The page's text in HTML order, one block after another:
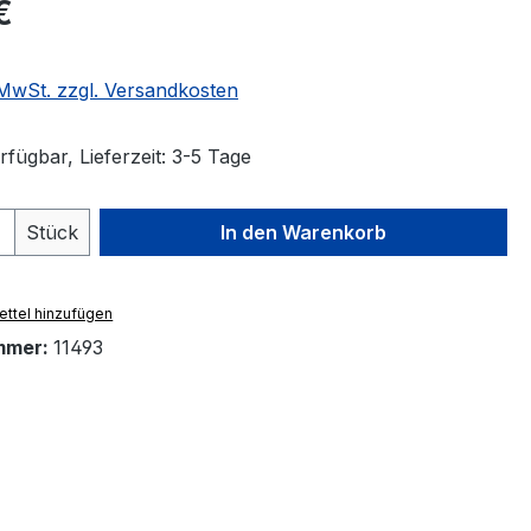
zzgl. Versandkosten
Lieferzeit: 3-5 Tage
Anzahl: Gib den gewünschten Wert
Stück In den Warenkorb
hinzufügen
11493